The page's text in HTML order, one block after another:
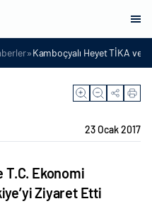
»Kamboçyalı Heyet TİKA ve
23 Ocak 2017
T.C. Ekonomi
Ziyaret Etti